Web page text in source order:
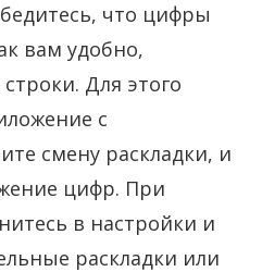
что цифры
вам удобно,
Для этого
с
смену раскладки, и
цифр. При
в настройки и
раскладки или